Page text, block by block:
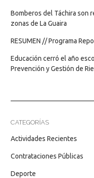
Bomberos del Táchira son
zonas de La Guaira
RESUMEN // Programa
Educación cerró el año
Prevención y Gestión de
CATEGORÍAS
Actividades Recientes
Contrataciones Públicas
Deporte